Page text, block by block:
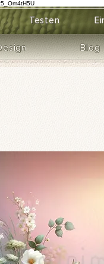
Testen
Blog